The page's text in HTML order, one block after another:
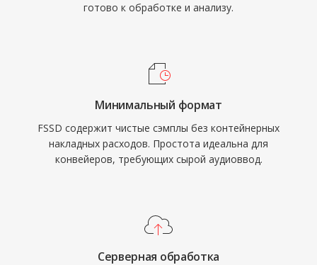
готово к обработке и анализу.
Минимальный формат
FSSD содержит чистые сэмплы без контейнерных
накладных расходов. Простота идеальна для
конвейеров, требующих сырой аудиоввод.
Серверная обработка